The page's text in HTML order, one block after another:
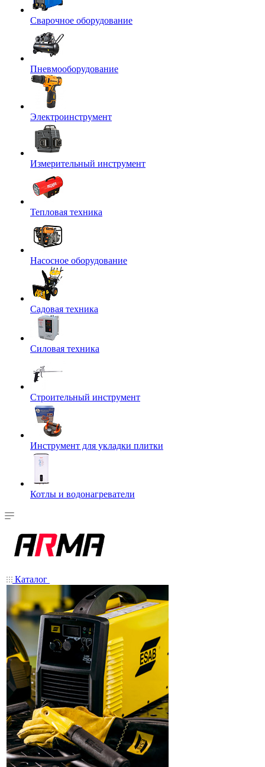
Сварочное оборудование
Пневмооборудование
Электроинструмент
Измерительный инструмент
Тепловая техника
Насосное оборудование
Садовая техника
Силовая техника
Строительный инструмент
Инструмент для укладки плитки
Котлы и водонагреватели
Каталог